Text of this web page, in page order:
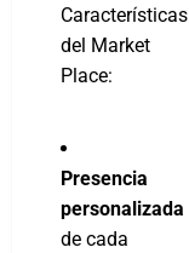
Características
del Market
Place:
Presencia
personalizada
de cada